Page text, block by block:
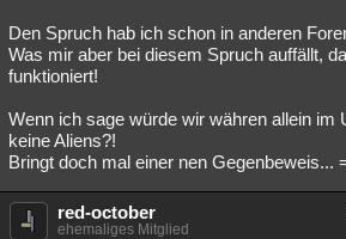
Den Spruch hab ich schon in anderen
Was mir aber bei diesem Spruch auffällt,
funktioniert!
Wenn ich sage würde wir währen allein im
keine Aliens?!
Bringt doch mal einer nen Gegenbeweis...
red-october
ehemaliges Mitglied